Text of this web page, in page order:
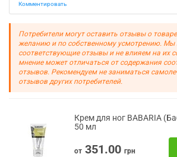
Комментировать
Потребители могут оставить отзывы о
желанию и по собственному усмотрению. Мы
соответствующие отзывы и не влияем на их
мнение может отличаться от содержания
отзывов. Рекомендуем не заниматься
отзывов других потребителей.
Крем для ног BABARIA
50 мл
от 351.00 грн